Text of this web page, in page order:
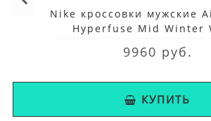
Nike кроссовки мужские
Hyperfuse Mid Winter
9960 руб.
КУПИТЬ